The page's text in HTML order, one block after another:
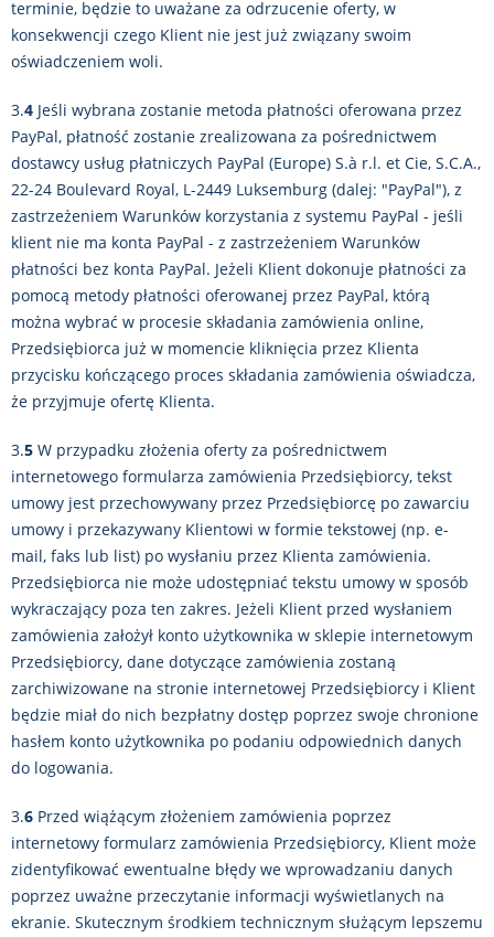
terminie, będzie to uważane za odrzucenie oferty, w
konsekwencji czego Klient nie jest już związany swoim
oświadczeniem woli.
3.4 Jeśli wybrana zostanie metoda płatności oferowana przez
PayPal, płatność zostanie zrealizowana za pośrednictwem
dostawcy usług płatniczych PayPal (Europe) S.à r.l. et Cie, S.C.A.,
22-24 Boulevard Royal, L-2449 Luksemburg (dalej: "PayPal"), z
zastrzeżeniem Warunków korzystania z systemu PayPal - jeśli
klient nie ma konta PayPal - z zastrzeżeniem Warunków
płatności bez konta PayPal. Jeżeli Klient dokonuje płatności za
pomocą metody płatności oferowanej przez PayPal, którą
można wybrać w procesie składania zamówienia online,
Przedsiębiorca już w momencie kliknięcia przez Klienta
przycisku kończącego proces składania zamówienia oświadcza,
że przyjmuje ofertę Klienta.
3.5 W przypadku złożenia oferty za pośrednictwem
internetowego formularza zamówienia Przedsiębiorcy, tekst
umowy jest przechowywany przez Przedsiębiorcę po zawarciu
umowy i przekazywany Klientowi w formie tekstowej (np. e-
mail, faks lub list) po wysłaniu przez Klienta zamówienia.
Przedsiębiorca nie może udostępniać tekstu umowy w sposób
wykraczający poza ten zakres. Jeżeli Klient przed wysłaniem
zamówienia założył konto użytkownika w sklepie internetowym
Przedsiębiorcy, dane dotyczące zamówienia zostaną
zarchiwizowane na stronie internetowej Przedsiębiorcy i Klient
będzie miał do nich bezpłatny dostęp poprzez swoje chronione
hasłem konto użytkownika po podaniu odpowiednich danych
do logowania.
3.6 Przed wiążącym złożeniem zamówienia poprzez
internetowy formularz zamówienia Przedsiębiorcy, Klient może
zidentyfikować ewentualne błędy we wprowadzaniu danych
poprzez uważne przeczytanie informacji wyświetlanych na
ekranie. Skutecznym środkiem technicznym służącym lepszemu